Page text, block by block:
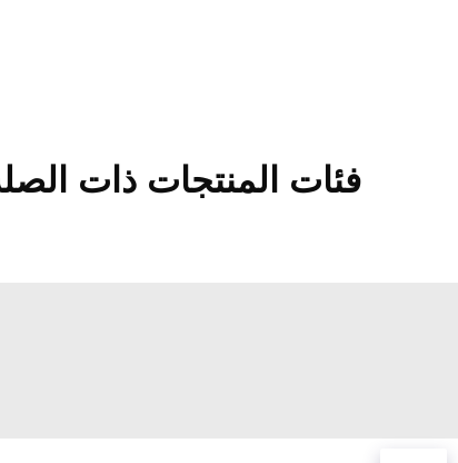
فئات المنتجات ذات